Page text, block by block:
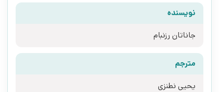
نویسنده
جاناتان رزنبام
مترجم
یحیی نطنزی